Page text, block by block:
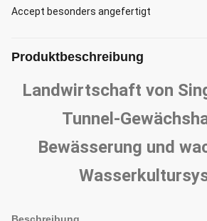
Accept besonders angefertigt
Produktbeschreibung
Landwirtschaft von
Tunnel-
Bewässerung und